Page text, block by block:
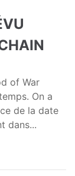
of War
On a
de la date
dans...